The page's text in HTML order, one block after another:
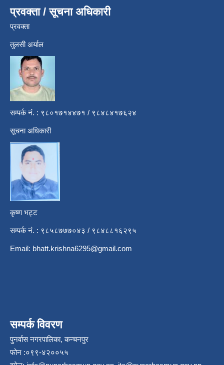
प्रवक्ता / सूचना अधिकारी
प्रवक्ता
तुलसी अर्याल
सम्पर्क नं. : ९८०१७१४४७१ / ९८४८४१७६२४
सूचना अधिकारी
कृष्ण भट्ट
सम्पर्क नं. : ९८५८७७७०४३ / ९८४८८१६२९५
Email: bhatt.krishna6295@gmail.com
सम्पर्क विवरण
पुनर्वास नगरपालिका, कन्चनपुर
फोन :०९९-४२००५५